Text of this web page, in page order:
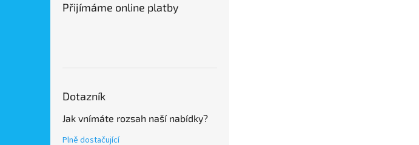
Přijímáme online platby
Dotazník
Jak vnímáte rozsah naší nabídky?
Plně dostačující